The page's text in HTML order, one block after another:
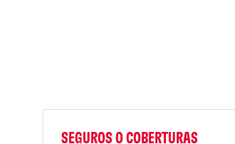
SEGUROS O COBERTURAS